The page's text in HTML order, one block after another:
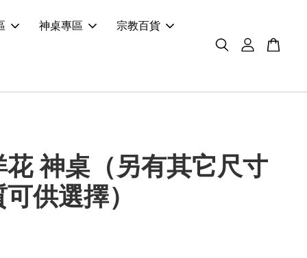
神桌專區 宗教百貨
花 神桌（另有其它尺寸
供選擇）